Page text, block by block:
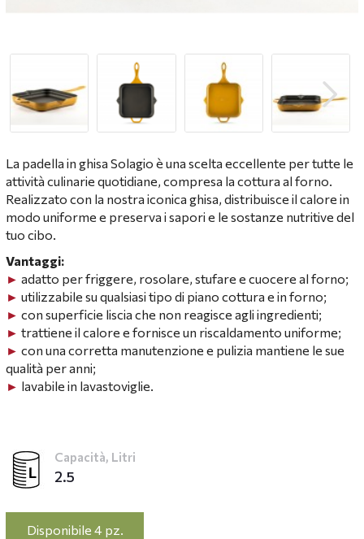
La padella in ghisa Solagio è una scelta eccellente per tutte le
attività culinarie quotidiane, compresa la cottura al forno.
Realizzato con la nostra iconica ghisa, distribuisce il calore in
modo uniforme e preserva i sapori e le sostanze nutritive del
tuo cibo.
Vantaggi:
► adatto per friggere, rosolare, stufare e cuocere al forno;
► utilizzabile su qualsiasi tipo di piano cottura e in forno;
► con superficie liscia che non reagisce agli ingredienti;
► trattiene il calore e fornisce un riscaldamento uniforme;
► con una corretta manutenzione e pulizia mantiene le sue
qualità per anni;
► lavabile in lavastoviglie.
Capacità, Litri
2.5
Disponibile 4 pz.